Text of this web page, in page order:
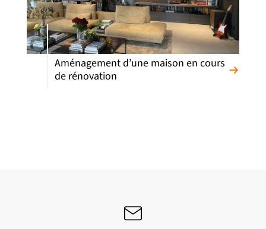
Aménagement d’une maison en cours
de rénovation